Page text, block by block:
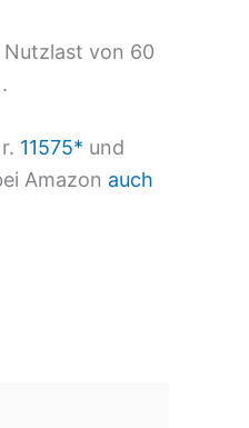
von 60
11575* und
Amazon auch